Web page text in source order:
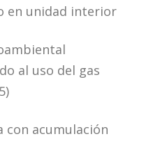
en unidad interior
al uso del gas
con acumulación